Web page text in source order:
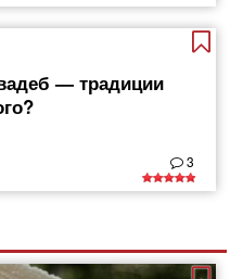
— традиции
3